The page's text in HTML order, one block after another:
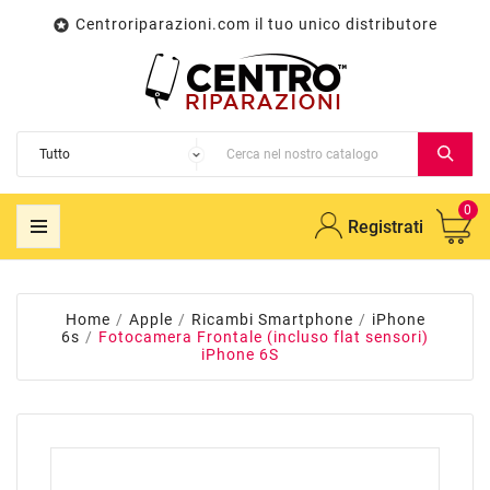
 Centroriparazioni.com il tuo unico distributore
Registrati
0
Home Apple Ricambi Smartphone
iPhone
6s
Fotocamera Frontale (incluso flat sensori)
iPhone 6S